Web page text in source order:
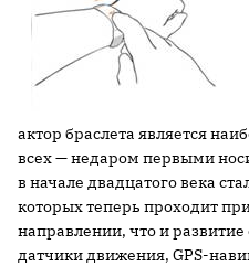
актор браслета является
всех — недаром первыми
в начале двадцатого века
которых теперь проходит
направлении, что и
датчики движения, GPS-